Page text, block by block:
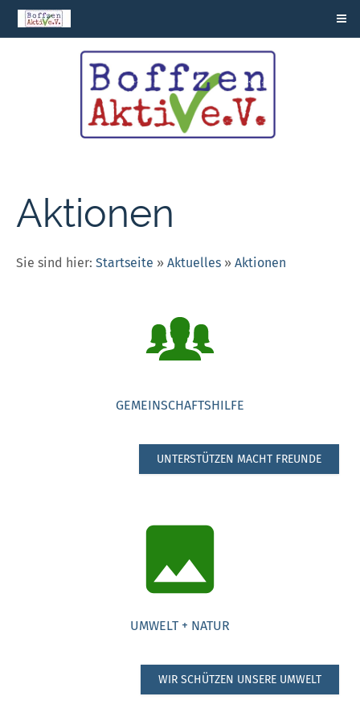
Aktionen
Sie sind hier: Startseite » Aktuelles » Aktionen
GEMEINSCHAFTSHILFE
UNTERSTÜTZEN MACHT FREUNDE
UMWELT + NATUR
WIR SCHÜTZEN UNSERE UMWELT